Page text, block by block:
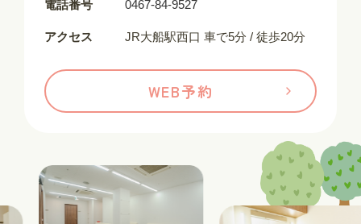
電話番号 0467-84-9527
アクセス JR大船駅西口 車で5分 / 徒歩20分
WEB予約